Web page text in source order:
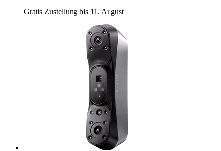
Gratis Zustellung bis 11. August